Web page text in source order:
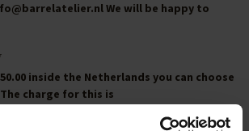
We will be happy to
inside the Netherlands you can choose
charge for this is